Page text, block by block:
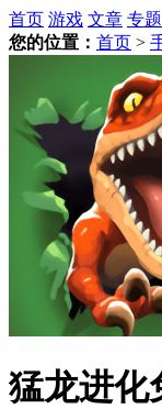
首页 游戏 文章 专题
您的位置： 首页 >
猛龙进化